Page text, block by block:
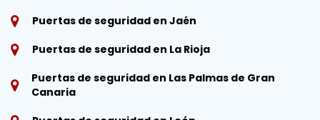
Puertas de seguridad en Jaén
Puertas de seguridad en La Rioja
Puertas de seguridad en Las Palmas de Gran
Canaria